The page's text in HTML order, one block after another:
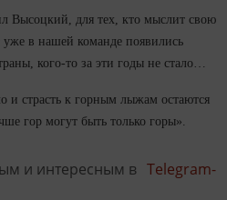
Высоцкий, для тех, кто мыслит свою
в нашей команде появились
кого-то за эти годы не стало…
и страсть к горным лыжам остаются
гор могут быть только горы».
и интересным в Telegram-